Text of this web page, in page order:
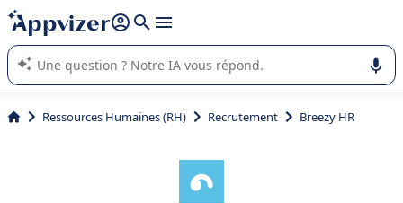
répondre (plusieurs lignes avec
L'IA de Appvizer vous guide dans l'utilisation ou la sélection de
logiciel SaaS en entreprise.
Ressources Humaines (RH) Recrutement Breezy HR